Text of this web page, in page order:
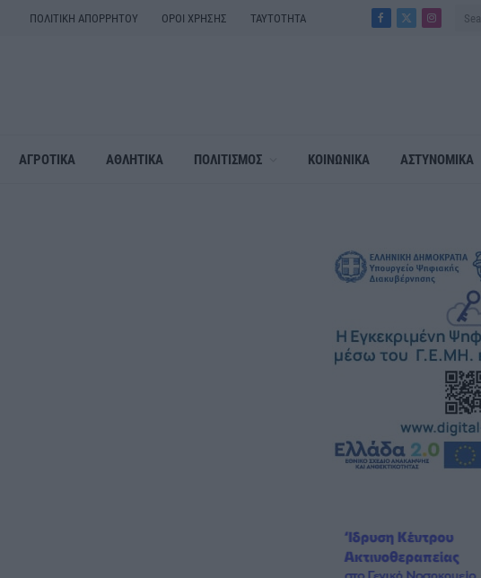
ΠΟΛΙΤΙΚΗ ΑΠΟΡΡΗΤΟΥ ΟΡΟΙ ΧΡΗΣΗΣ ΤΑΥΤΟΤΗΤΑ
Facebook
X
Instagram
ΑΓΡΟΤΙΚΑ ΑΘΛΗΤΙΚΑ ΠΟΛΙΤΙΣΜΟΣ ΚΟΙΝΩΝΙΚΑ ΑΣΤΥΝΟΜΙΚΑ